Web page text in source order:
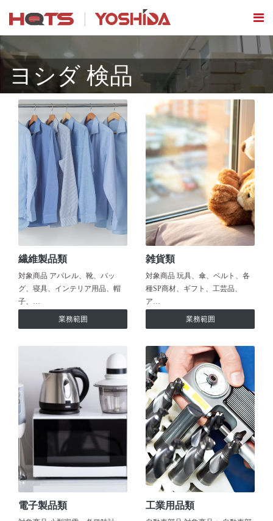
ヨシダ 検品
繊維製品類
対象商品 アパレル、靴、バッ
グ、寝具、インテリア用品、帽
子、…
業務範囲
雑貨類
対象商品 玩具、傘、ベルト、各
種SP商材、ギフト、工芸品、
ア…
業務範囲
電子製品類 工業用品類